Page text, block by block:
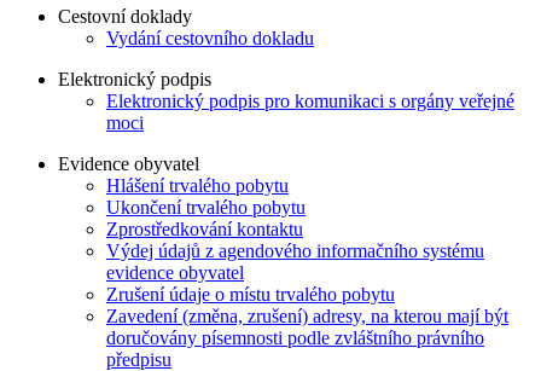
Cestovní doklady
Vydání cestovního dokladu
Elektronický podpis
Elektronický podpis pro komunikaci s orgány veřejné
moci
Evidence obyvatel
Hlášení trvalého pobytu
Ukončení trvalého pobytu
Zprostředkování kontaktu
Výdej údajů z agendového informačního systému
evidence obyvatel
Zrušení údaje o místu trvalého pobytu
Zavedení (změna, zrušení) adresy, na kterou mají být
doručovány písemnosti podle zvláštního právního
předpisu